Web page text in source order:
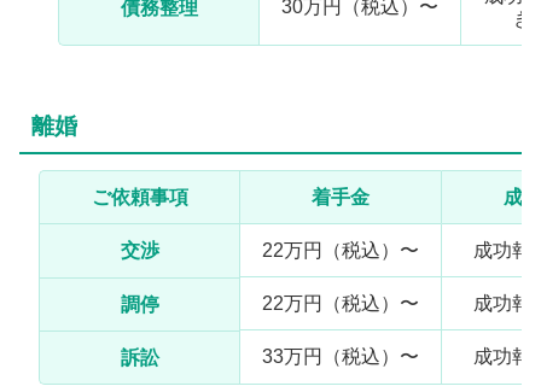
債務整理 30万円（税込）〜
き
離婚
ご依頼事項 着手金 成
交渉 22万円（税込）〜 成功報
調停 22万円（税込）〜 成功報
訴訟 33万円（税込）〜 成功報